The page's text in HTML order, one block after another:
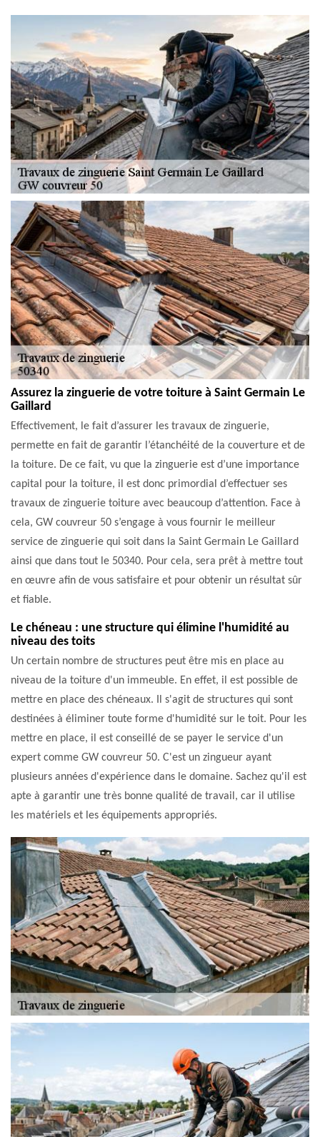
Assurez la zinguerie de votre toiture à Saint Germain Le
Gaillard
Effectivement, le fait d’assurer les travaux de zinguerie,
permette en fait de garantir l’étanchéité de la couverture et de
la toiture. De ce fait, vu que la zinguerie est d’une importance
capital pour la toiture, il est donc primordial d’effectuer ses
travaux de zinguerie toiture avec beaucoup d’attention. Face à
cela, GW couvreur 50 s’engage à vous fournir le meilleur
service de zinguerie qui soit dans la Saint Germain Le Gaillard
ainsi que dans tout le 50340. Pour cela, sera prêt à mettre tout
en œuvre afin de vous satisfaire et pour obtenir un résultat sûr
et fiable.
Le chéneau : une structure qui élimine l'humidité au
niveau des toits
Un certain nombre de structures peut être mis en place au
niveau de la toiture d'un immeuble. En effet, il est possible de
mettre en place des chéneaux. Il s'agit de structures qui sont
destinées à éliminer toute forme d'humidité sur le toit. Pour les
mettre en place, il est conseillé de se payer le service d'un
expert comme GW couvreur 50. C'est un zingueur ayant
plusieurs années d'expérience dans le domaine. Sachez qu'il est
apte à garantir une très bonne qualité de travail, car il utilise
les matériels et les équipements appropriés.